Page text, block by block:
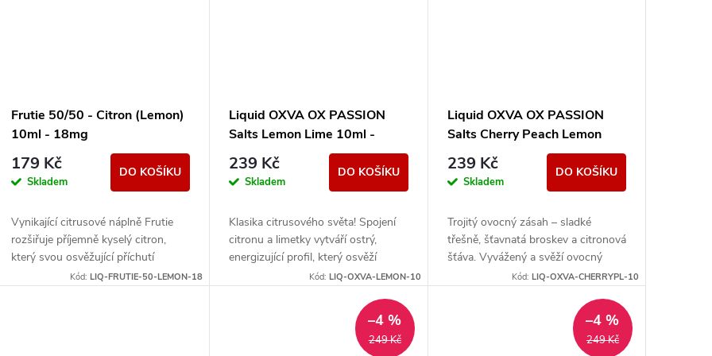
Frutie 50/50 - Citron (Lemon)
10ml - 18mg
179 Kč
Skladem
DO KOŠÍKU
Vynikající citrusové náplně Frutie
rozšiřuje příjemně kyselý citron,
který svou osvěžující příchutí
dokonale zpestří sladkou rutinu.
Kód:LIQ-FRUTIE-50-LEMON-18
Liquid OXVA OX PASSION
Salts Lemon Lime 10ml -
10mg
239 Kč
Skladem
DO KOŠÍKU
Klasika citrusového světa! Spojení
citronu a limetky vytváří ostrý,
energizující profil, který osvěží
Kód: LIQ-OXVA-LEMON-10
Liquid OXVA OX PASSION
Salts Cherry Peach Lemon
10ml - 10mg
239 Kč
Skladem
DO KOŠÍKU
Trojitý ovocný zásah – sladké
třešně, šťavnatá broskev a citronová
šťáva. Vyvážený a svěží ovocný
koktejl pro celý den.
Kód: LIQ-OXVA-CHERRYPL-10
249 Kč
–4 %
249 Kč
–4 %